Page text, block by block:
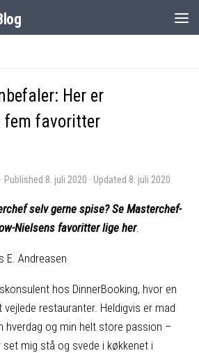
Her er
fem favoritter
· Published 8. juli 2020 · Updated 8. juli 2020
selv gerne spise? Se Masterchef-
Nielsens favoritter lige her.
E. Andreasen
hos DinnerBooking, hvor en
restauranter. Heldigvis er mad
hverdag og min helt store passion –
set mig stå og svede i køkkenet i